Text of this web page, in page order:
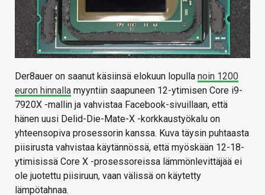
Der8auer on saanut käsiinsä elokuun lopulla noin 1200
euron hinnalla myyntiin saapuneen 12-ytimisen Core i9-
7920X -mallin ja vahvistaa Facebook-sivuillaan, että
hänen uusi Delid-Die-Mate-X -korkkaustyökalu on
yhteensopiva prosessorin kanssa. Kuva täysin puhtaasta
piisirusta vahvistaa käytännössä, että myöskään 12-18-
ytimisissä Core X -prosessoreissa lämmönlevittäjää ei
ole juotettu piisiruun, vaan välissä on käytetty
lämpötahnaa.